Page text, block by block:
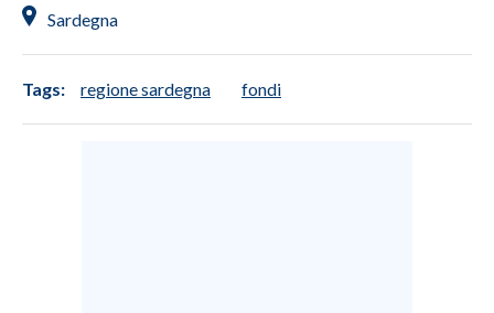
Sardegna
Tags: regione sardegna fondi